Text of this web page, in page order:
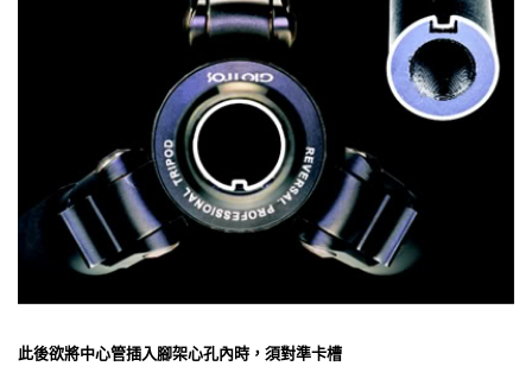
此後欲將中心管插入腳架心孔內時，須對準卡槽